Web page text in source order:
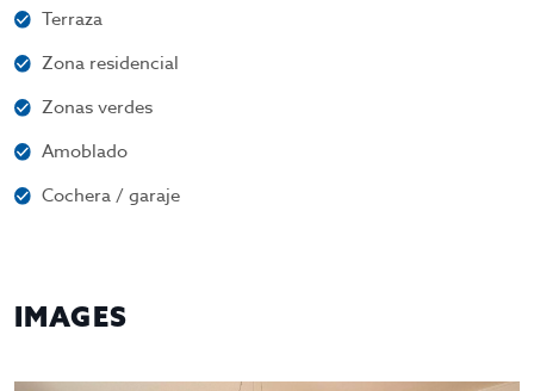
Terraza
Zona residencial
Zonas verdes
Amoblado
Cochera / garaje
IMAGES